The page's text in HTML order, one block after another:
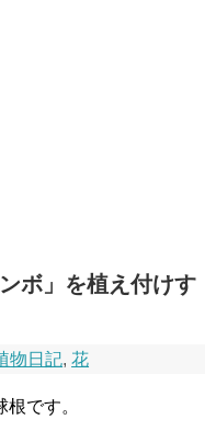
ボ」を植え付けす
物日記,花
です。